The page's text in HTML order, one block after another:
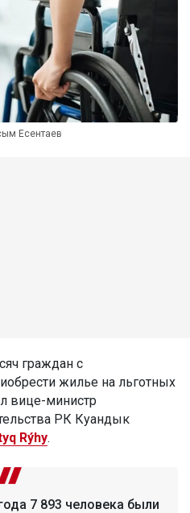
Есентаев
граждан с
жилье на льготных
вице-министр
РК Куандык
Rýhy.
7 893 человека были